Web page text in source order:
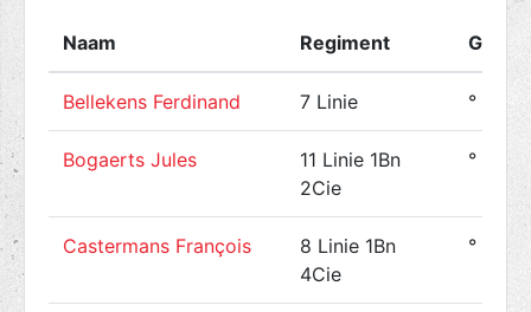
Naam Regiment
Bellekens Ferdinand 7 Linie °
Bogaerts Jules
11 Linie 1Bn
2Cie
°
Castermans François
8 Linie 1Bn
4Cie
°